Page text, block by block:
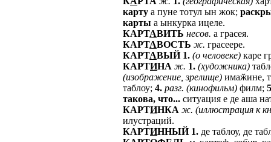
карту а пуне тотул ын жок;
карты а ынкурка ицеле.
КАРТАВИТЬ несов. а грасея.
КАРТАВОСТЬ ж. грасеере.
КАРТАВЫЙ 1. (о человеке) каре
КАРТИНА ж. 1. (художника)
(изображение, зрелище) имаӂине,
таблоу; 4. разг. (кинофильм) филм;
такова, что... ситуация е де аша
КАРТИНКА ж. (иллюстрация к
илустраций.
КАРТИННЫЙ 1. де таблоу, де